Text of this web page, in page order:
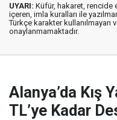
UYARI: Küfür, hakaret, rencide
içeren, imla kuralları ile
Türkçe karakter kullanılmayan
onaylanmamaktadır.
Alanya’da Kış
TL’ye Kadar